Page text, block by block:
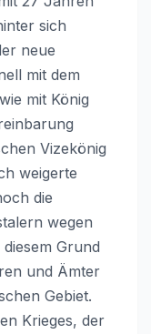
sich
neue
mit dem
mit König
Vizekönig
weigerte
die
wegen
Grund
und Ämter
Gebiet.
Krieges, der